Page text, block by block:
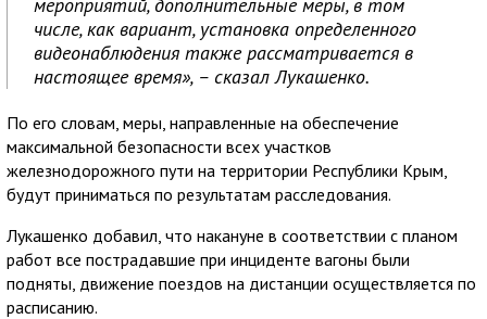
числе, как вариант, установка определенного
видеонаблюдения также рассматривается в
настоящее время», – сказал Лукашенко.
По его словам, меры, направленные на обеспечение
максимальной безопасности всех участков
железнодорожного пути на территории Республики Крым,
будут приниматься по результатам расследования.
Лукашенко добавил, что накануне в соответствии с планом
работ все пострадавшие при инциденте вагоны были
подняты, движение поездов на дистанции осуществляется по
расписанию.